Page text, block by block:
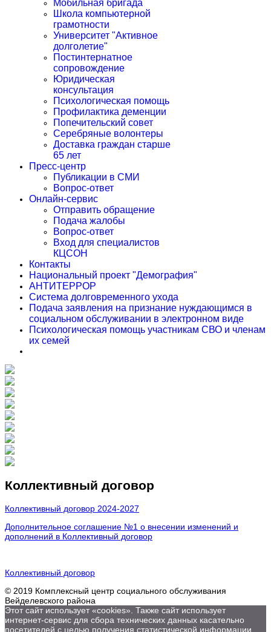
Мобильная бригада
Школа компьютерной
грамотности
Университет "Активное
долголетие"
Постинтернатное
сопровождение
Юридическая
консультация
Психологическая помощь
Профилактика деменции
Попечительский совет
Серебряные волонтеры
Доставка граждан старше
65 лет
Пресс-центр
Публикации в СМИ
Вопрос-ответ
Онлайн-сервис
Отправить обращение
Подача жалобы
Вопрос-ответ
Вход для специалистов
КЦСОН
Контакты
Национальный проект "Демография"
АНТИТЕРРОР
Система долговременного ухода
Подача заявления на признание нуждающимся в
социальном обслуживании в электронном виде
Психологическая помощь участникам СВО и членам
их семей
Коллективный договор
Коллективный договор 2024-2027
Дополнительное соглашение №1 о внесении изменений и
дополнений в Коллективный договор
Коллективный договор
© 2019 Комплексный центр социального обслуживания
Вейделевского района
Этот сайт использует «cookies». Также сайт использует
интернет-сервис для сбора технических данных касательно
посетителей с целью получения статистической информации.